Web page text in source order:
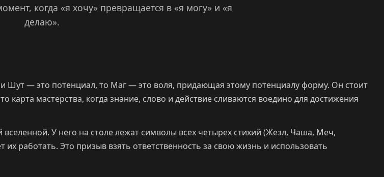
когда «я хочу» превращается в «я могу» и «я
делаю».
Шут — это потенциал, то Маг — это воля, придающая этому потенциалу форму. Он стоит
мастерства, когда знание, слово и действие сливаются воедино для достижения
У него на столе лежат символы всех четырех стихий (Жезл, Чаша, Меч,
работать. Это призыв взять ответственность за свою жизнь и использовать